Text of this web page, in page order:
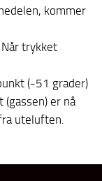
kommer
trykket
(-51 grader)
er nå
uteluften.